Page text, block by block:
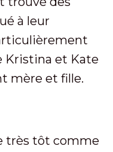
à leur
Kristina et Kate
mère et fille.
très tôt comme